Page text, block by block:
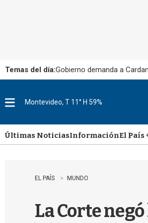
Temas del día:Gobierno demanda a
u
Montevideo, T 11° H 59%
Últimas NoticiasInformaciónEl País
EL PAÍS MUNDO
La Corte